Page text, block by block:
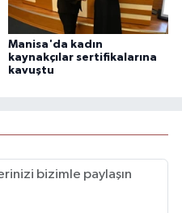
Manisa'da kadın
kaynakçılar sertifikalarına
kavuştu